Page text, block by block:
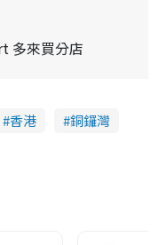
多來買分店
香港
銅鑼灣